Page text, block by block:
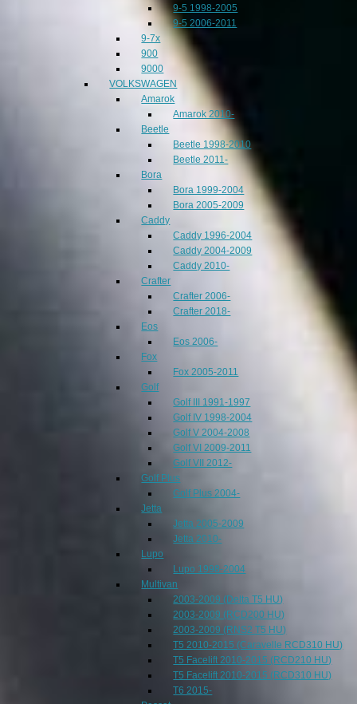
9-5 1998-2005
9-5 2006-2011
9-7x
900
9000
VOLKSWAGEN
Amarok
Amarok 2010-
Beetle
Beetle 1998-2010
Beetle 2011-
Bora
Bora 1999-2004
Bora 2005-2009
Caddy
Caddy 1996-2004
Caddy 2004-2009
Caddy 2010-
Crafter
Crafter 2006-
Crafter 2018-
Eos
Eos 2006-
Fox
Fox 2005-2011
Golf
Golf III 1991-1997
Golf IV 1998-2004
Golf V 2004-2008
Golf VI 2009-2011
Golf VII 2012-
Golf Plus
Golf Plus 2004-
Jetta
Jetta 2005-2009
Jetta 2010-
Lupo
Lupo 1998-2004
Multivan
2003-2009 (Delta T5 HU)
2003-2009 (RCD200 HU)
2003-2009 (RNS2 T5 HU)
T5 2010-2015 (Caravelle RCD310 HU)
T5 Facelift 2010-2015 (RCD210 HU)
T5 Facelift 2010-2015 (RCD310 HU)
T6 2015-